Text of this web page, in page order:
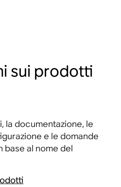
sui prodotti
la documentazione, le
e le domande
al nome del